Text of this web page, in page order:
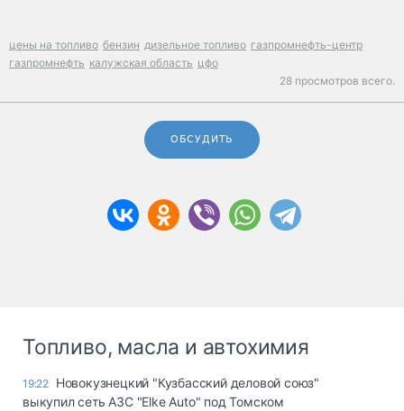
цены на топливо бензин дизельное топливо газпромнефть-центр
газпромнефть калужская область цфо
28 просмотров всего.
ОБСУДИТЬ
Топливо, масла и автохимия
19:22 Новокузнецкий "Кузбасский деловой союз"
выкупил сеть АЗС "Elke Auto" под Томском